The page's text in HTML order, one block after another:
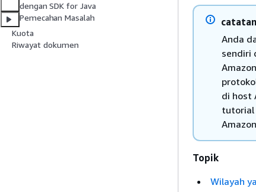
dengan SDK for Java
Pemecahan Masalah
Kuota
Riwayat dokumen
catatan
Anda
sendiri
di host
tutorial
Topik
Wilayah